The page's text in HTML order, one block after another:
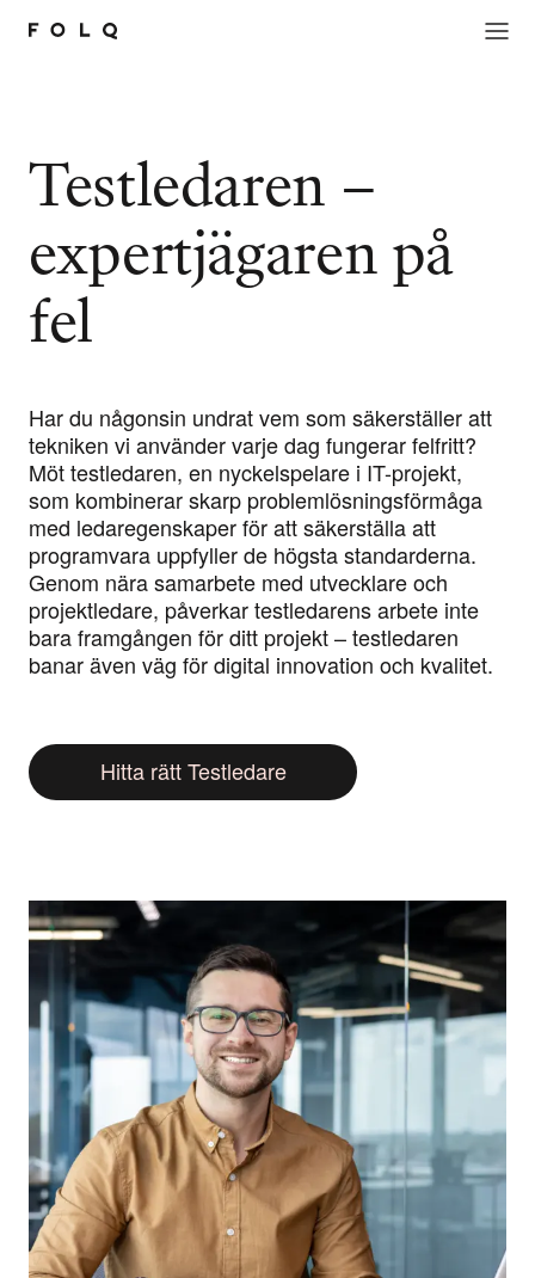
Testledaren –
expertjägaren på
fel
Har du någonsin undrat vem som säkerställer att
tekniken vi använder varje dag fungerar felfritt?
Möt testledaren, en nyckelspelare i IT-projekt,
som kombinerar skarp problemlösningsförmåga
med ledaregenskaper för att säkerställa att
programvara uppfyller de högsta standarderna.
Genom nära samarbete med utvecklare och
projektledare, påverkar testledarens arbete inte
bara framgången för ditt projekt – testledaren
banar även väg för digital innovation och kvalitet.
Hitta rätt Testledare